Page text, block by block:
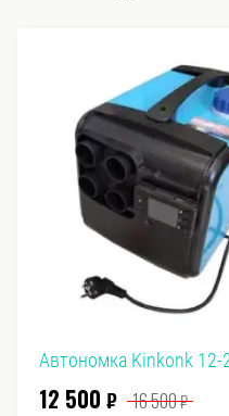
Автономка Kinkonk 12-
12 500 ₽ 16 500₽